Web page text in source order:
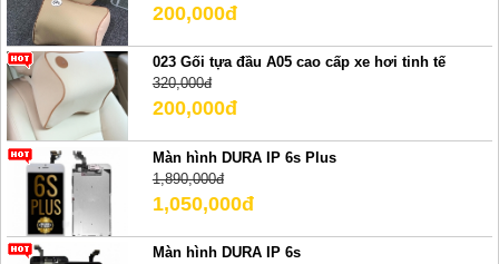
200,000đ
023 Gối tựa đầu A05 cao cấp xe hơi tinh tế
320,000đ
200,000đ
Màn hình DURA IP 6s Plus
1,890,000đ
1,050,000đ
Màn hình DURA IP 6s